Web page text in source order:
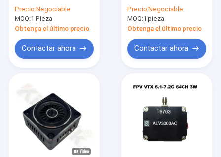
de video 1.5Ghz UAV
VTX módulo 9CH
Precio:Negociable
MOQ:1 Pieza
Obtenga el último precio
Contactar ahora
Alcance Ultra
Soporte Smart Audio
para Drone FPV VTX
Precio:Negociable
MOQ:1 pieza
Obtenga el último precio
Contactar ahora